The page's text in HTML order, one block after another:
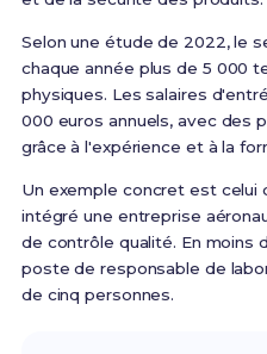
Selon une étude de 2022, le
chaque année plus de 5 000
physiques. Les salaires
000 euros annuels, avec des
grâce à l'expérience et à la
Un exemple concret est celui
intégré une entreprise
de contrôle qualité. En moins
poste de responsable de
de cinq personnes.